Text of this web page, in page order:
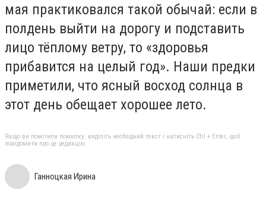
мая практиковался такой обычай: если в
полдень выйти на дорогу и подставить
лицо тёплому ветру, то «здоровья
прибавится на целый год». Наши предки
приметили, что ясный восход солнца в
этот день обещает хорошее лето.
Якщо ви помітили помилку, виділіть необхідний текст і натисніть Ctrl + Enter, щоб
повідомити про це редакцію
Ганноцкая Ирина